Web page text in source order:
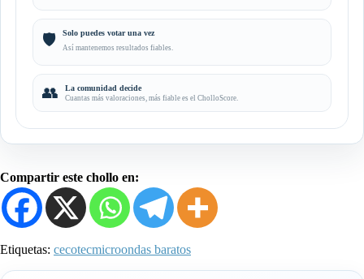
🛡️ Solo puedes votar una vez
Así mantenemos resultados fiables.
👥 La comunidad decide
Cuantas más valoraciones, más fiable es el CholloScore.
Compartir este chollo en:
Etiquetas: cecotecmicroondas baratos